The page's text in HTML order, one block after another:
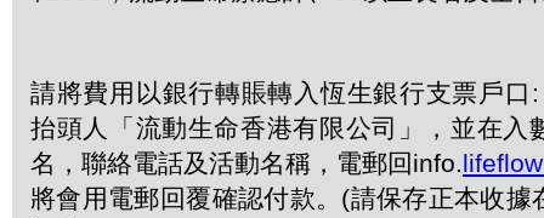
請將費用以銀行轉賬轉入恆生銀行支票戶口
抬頭人「流動生命香港有限公司」，並在入
名，聯絡電話及活動名稱，電郵回info.
將會用電郵回覆確認付款。(請保存正本收據